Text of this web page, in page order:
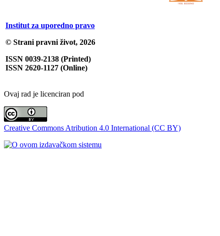
Institut za uporedno pravo
© Strani pravni život, 2026
ISSN 0039-2138 (Printed)
ISSN 2620-1127 (Online)
Ovaj rad je licenciran pod
Creative Commons Atribution 4.0 International (CC BY)